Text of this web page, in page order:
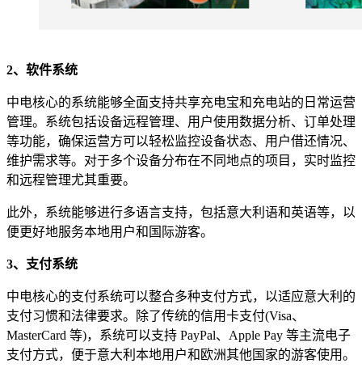
2、软件系统
中电核心的系统能够全面支持共享充电宝和充电站的日常运营
管理。系统包括设备远程管理、用户使用数据分析、订单处理
等功能，确保运营方可以轻松监控设备状态、用户借还情况、
维护需求等。对于多个设备分布在不同地点的项目，实时监控
和远程管理尤其重要。
此外，系统能够进行多语言支持，包括意大利语和英语等，以
便更好地服务本地用户和国际游客。
3、支付系统
中电核心的支付系统可以整合多种支付方式，以适应意大利的
支付习惯和法律要求。除了传统的信用卡支付(Visa、
MasterCard 等)，系统可以支持 PayPal、Apple Pay 等主流电子
支付方式，便于意大利本地用户和欧洲其他国家的游客使用。